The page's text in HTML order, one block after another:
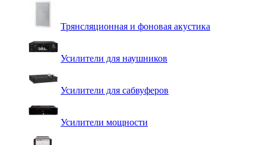
Трянсляционная и фоновая акустика
Усилители для наушников
Усилители для сабвуферов
Усилители мощности